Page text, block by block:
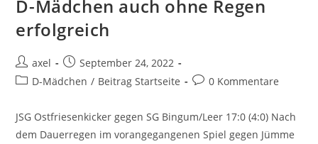
D-Mädchen auch ohne Regen
erfolgreich
axel
September 24, 2022
D-Mädchen / Beitrag Startseite 0 Kommentare
JSG Ostfriesenkicker gegen SG Bingum/Leer 17:0 (4:0) Nach
dem Dauerregen im vorangegangenen Spiel gegen Jümme